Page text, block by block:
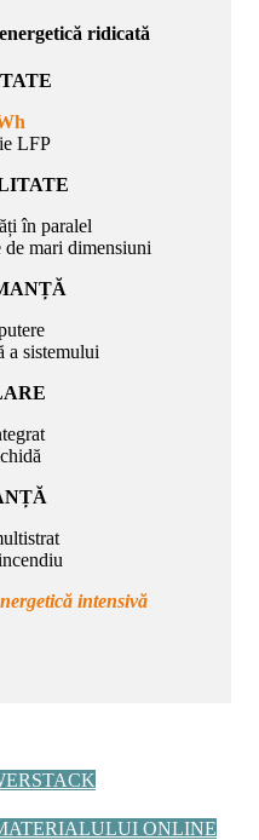
ridicată
LFP
în paralel
de mari dimensiuni
a sistemului
intensivă
ONLINE